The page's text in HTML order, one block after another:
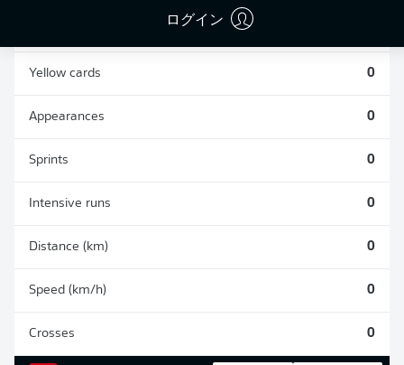
ログイン
Yellow cards 0
Appearances 0
Sprints 0
Intensive runs 0
Distance (km) 0
Speed (km/h) 0
Crosses 0